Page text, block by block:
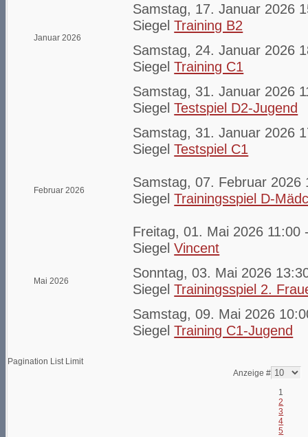
Januar 2026
Samstag, 17. Januar 2026
SiegelTraining B2
Samstag, 24. Januar 2026
SiegelTraining C1
Samstag, 31. Januar 2026
SiegelTestspiel D2-Jugend
Samstag, 31. Januar 2026
SiegelTestspiel C1
Februar 2026
Samstag, 07. Februar 2026
SiegelTrainingsspiel D-
Mai 2026
Freitag, 01. Mai 2026 11:00
SiegelVincent
Sonntag, 03. Mai 2026
SiegelTrainingsspiel 2.
Samstag, 09. Mai 2026
SiegelTraining C1-Jugend
Pagination List Limit
Anzeige #
1
2
3
4
5